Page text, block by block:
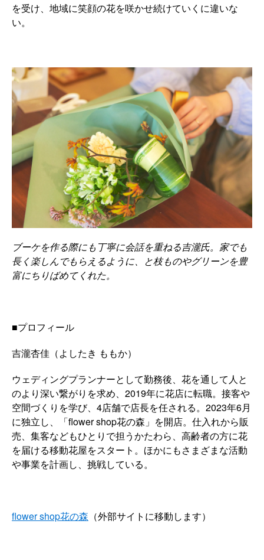
を受け、地域に笑顔の花を咲かせ続けていくに違いな
い。
ブーケを作る際にも丁寧に会話を重ねる吉瀧氏。家でも
長く楽しんでもらえるように、と枝ものやグリーンを豊
富にちりばめてくれた。
■プロフィール
吉瀧杏佳（よしたき ももか）
ウェディングプランナーとして勤務後、花を通して人と
のより深い繋がりを求め、2019年に花店に転職。接客や
空間づくりを学び、4店舗で店長を任される。2023年6月
に独立し、「flower shop花の森」を開店。仕入れから販
売、集客などもひとりで担うかたわら、高齢者の方に花
を届ける移動花屋をスタート。ほかにもさまざまな活動
や事業を計画し、挑戦している。
flower shop花の森 （外部サイトに移動します）